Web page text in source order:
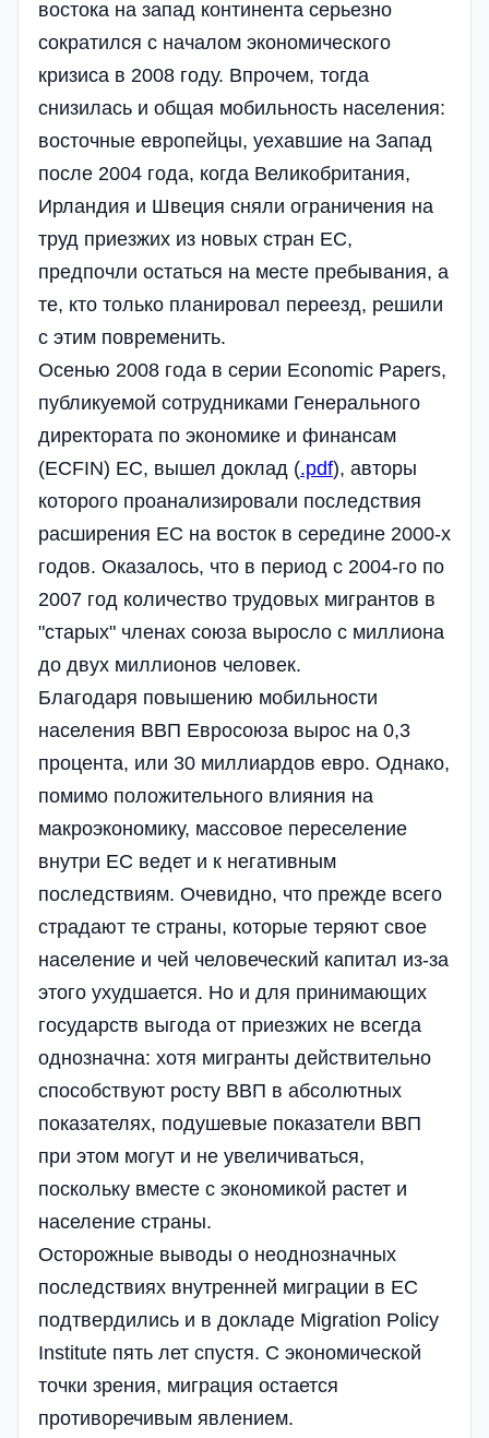
востока на запад континента серьезно
сократился с началом экономического
кризиса в 2008 году. Впрочем, тогда
снизилась и общая мобильность населения:
восточные европейцы, уехавшие на Запад
после 2004 года, когда Великобритания,
Ирландия и Швеция сняли ограничения на
труд приезжих из новых стран ЕС,
предпочли остаться на месте пребывания, а
те, кто только планировал переезд, решили
с этим повременить.
Осенью 2008 года в серии Economic Papers,
публикуемой сотрудниками Генерального
директората по экономике и финансам
(ECFIN) ЕС, вышел доклад (.pdf), авторы
которого проанализировали последствия
расширения ЕС на восток в середине 2000-х
годов. Оказалось, что в период с 2004-го по
2007 год количество трудовых мигрантов в
"старых" членах союза выросло с миллиона
до двух миллионов человек.
Благодаря повышению мобильности
населения ВВП Евросоюза вырос на 0,3
процента, или 30 миллиардов евро. Однако,
помимо положительного влияния на
макроэкономику, массовое переселение
внутри ЕС ведет и к негативным
последствиям. Очевидно, что прежде всего
страдают те страны, которые теряют свое
население и чей человеческий капитал из-за
этого ухудшается. Но и для принимающих
государств выгода от приезжих не всегда
однозначна: хотя мигранты действительно
способствуют росту ВВП в абсолютных
показателях, подушевые показатели ВВП
при этом могут и не увеличиваться,
поскольку вместе с экономикой растет и
население страны.
Осторожные выводы о неоднозначных
последствиях внутренней миграции в ЕС
подтвердились и в докладе Migration Policy
Institute пять лет спустя. С экономической
точки зрения, миграция остается
противоречивым явлением.